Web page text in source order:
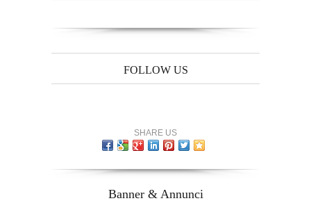
FOLLOW US
SHARE US
Banner & Annunci